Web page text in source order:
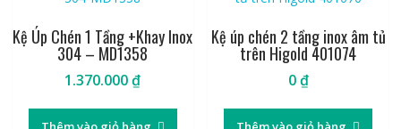
Kệ Úp Chén 1 Tầng +Khay Inox
304 – MD1358
1.370.000₫
Kệ úp chén 2 tầng inox âm tủ
trên Higold 401074
0₫